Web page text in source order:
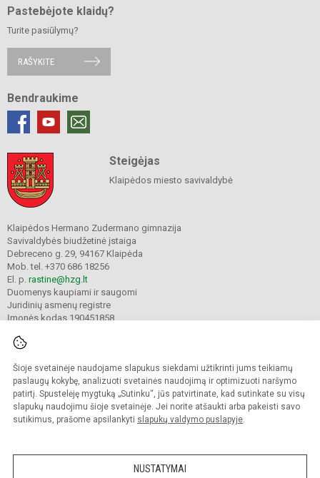
Šioje svetainėje naudojame slapukus siekdami užtikrinti jums teikiamų
paslaugų kokybę, analizuoti svetainės naudojimą ir optimizuoti naršymo
patirtį. Spustelėję mygtuką „Sutinku“, jūs patvirtinate, kad sutinkate su visų
slapukų naudojimu šioje svetainėje. Jei norite atšaukti arba pakeisti savo
sutikimus, prašome apsilankyti slapukų valdymo puslapyje.
NUSTATYMAI
Pastebėjote klaidų?
Turite pasiūlymų?
RAŠYKITE
Bendraukime
Steigėjas
Klaipėdos miesto savivaldybė
Klaipėdos Hermano Zudermano gimnazija
Savivaldybės biudžetinė įstaiga
Debreceno g. 29, 94167 Klaipėda
Mob. tel. +370 686 18256
El. p. rastine@hzg.lt
Duomenys kaupiami ir saugomi
Juridinių asmenų registre
Įmonės kodas 190451858
© 2022. Klaipėdos Hermano Zudermano gimnazija. Visos teisės saugomos.
Kopijuoti turinį be raštiško gimnazijos sutikimo griežtai draudžiama.
Prieinamumo paraiška Slapukų valdymas
Sumanus būdas atnaujinti